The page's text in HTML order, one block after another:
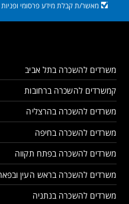
מאשר/ת קבלת מידע פרסומי
משרדים להשכרה בתל אביב
קמשרדים להשכרה ברחובות
משרדים להשכרה בהרצליה
משרדים להשכרה בחיפה
משרדים להשכרה בפתח תקווה
משרדים להשכרה בראש העין
משרדים להשכרה בנתניה